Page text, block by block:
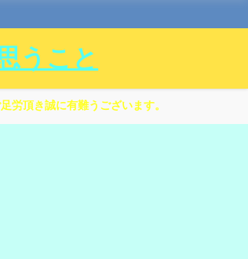
うこと
労頂き誠に有難うございます。